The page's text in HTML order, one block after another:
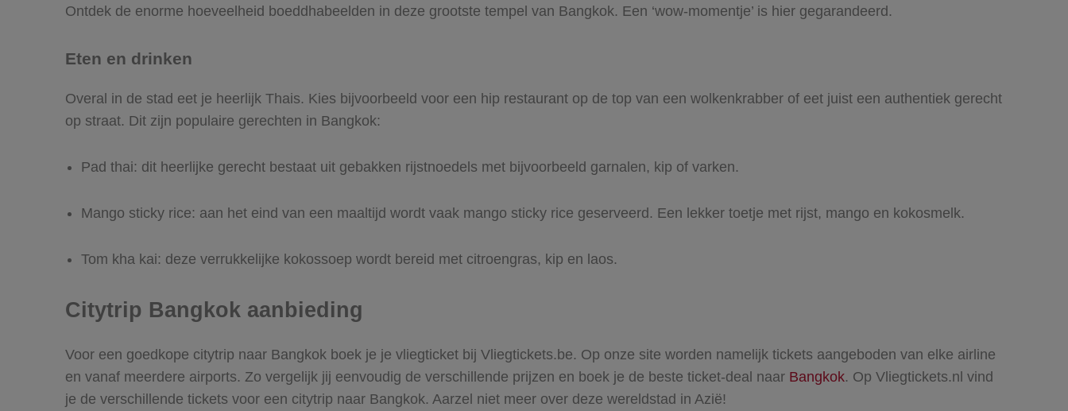
Ontdek de enorme hoeveelheid boeddhabeelden in deze grootste tempel van Bangkok. Een ‘wow-momentje’ is hier gegarandeerd.
Eten en drinken
Overal in de stad eet je heerlijk Thais. Kies bijvoorbeeld voor een hip restaurant op de top van een wolkenkrabber of eet juist een authentiek gerecht
op straat. Dit zijn populaire gerechten in Bangkok:
Pad thai: dit heerlijke gerecht bestaat uit gebakken rijstnoedels met bijvoorbeeld garnalen, kip of varken.
Mango sticky rice: aan het eind van een maaltijd wordt vaak mango sticky rice geserveerd. Een lekker toetje met rijst, mango en kokosmelk.
Tom kha kai: deze verrukkelijke kokossoep wordt bereid met citroengras, kip en laos.
Citytrip Bangkok aanbieding
Voor een goedkope citytrip naar Bangkok boek je je vliegticket bij Vliegtickets.be. Op onze site worden namelijk tickets aangeboden van elke airline
en vanaf meerdere airports. Zo vergelijk jij eenvoudig de verschillende prijzen en boek je de beste ticket-deal naar Bangkok. Op Vliegtickets.nl vind
je de verschillende tickets voor een citytrip naar Bangkok. Aarzel niet meer over deze wereldstad in Azië!